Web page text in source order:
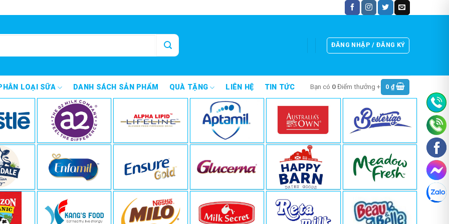
ĐĂNG NHẬP / ĐĂNG KÝ
LOẠI SỮA DANH SÁCH SẢN PHẨM QUÀ TẶNG LIÊN HỆ TIN TỨC Bạn có 0Điểm thưởng + 0 ₫